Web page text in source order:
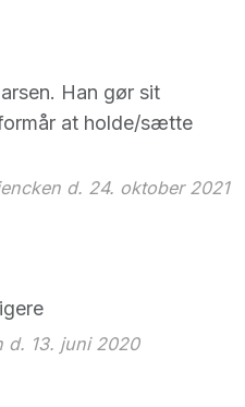
Han gør sit
at holde/sætte
d. 24. oktober 2021
d. 13. juni 2020